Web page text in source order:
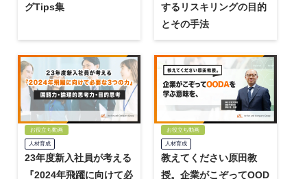
グTips集
するリスキリングの目的
とその手法
お役立ち動画
人材育成
23年度新入社員が考える
『2024年飛躍に向けて必
お役立ち動画
人材育成
教えてください原田教
授。企業がこぞってOOD